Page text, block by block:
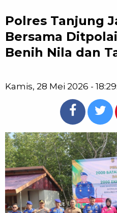
Polres Tanjung
Bersama
Benih Nila dan
Kamis, 28 Mei 2026 -